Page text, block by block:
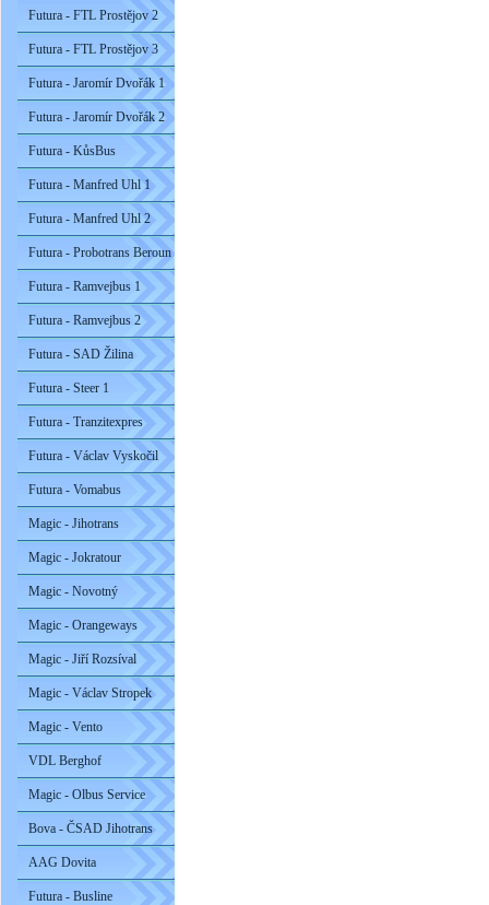
Futura - FTL Prostějov 2
Futura - FTL Prostějov 3
Futura - Jaromír Dvořák 1
Futura - Jaromír Dvořák 2
Futura - KůsBus
Futura - Manfred Uhl 1
Futura - Manfred Uhl 2
Futura - Probotrans Beroun
Futura - Ramvejbus 1
Futura - Ramvejbus 2
Futura - SAD Žilina
Futura - Steer 1
Futura - Tranzitexpres
Futura - Václav Vyskočil
Futura - Vomabus
Magic - Jihotrans
Magic - Jokratour
Magic - Novotný
Magic - Orangeways
Magic - Jiří Rozsíval
Magic - Václav Stropek
Magic - Vento
VDL Berghof
Magic - Olbus Service
Bova - ČSAD Jihotrans
AAG Dovita
Futura - Busline